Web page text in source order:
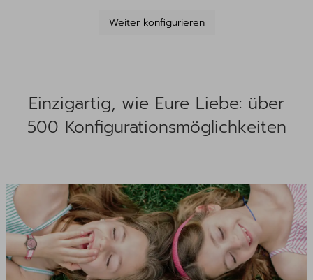
Weiter konfigurieren
Einzigartig, wie Eure Liebe: über
500 Konfigurationsmöglichkeiten